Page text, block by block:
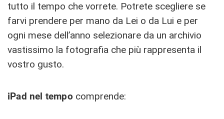
tutto il tempo che vorrete. Potrete scegliere se
farvi prendere per mano da Lei o da Lui e per
ogni mese dell’anno selezionare da un archivio
vastissimo la fotografia che più rappresenta il
vostro gusto.
iPad nel tempo comprende: